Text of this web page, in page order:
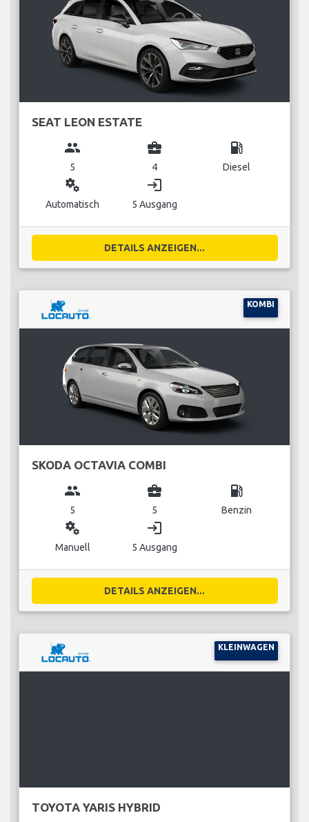
SEAT LEON ESTATE
group
5
business_center
4
local_gas_station
Diesel
miscellaneous_services
Automatisch
login
5 Ausgang
DETAILS ANZEIGEN...
KOMBI
SKODA OCTAVIA COMBI
group
5
business_center
5
local_gas_station
Benzin
miscellaneous_services
Manuell
login
5 Ausgang
DETAILS ANZEIGEN...
KLEINWAGEN
TOYOTA YARIS HYBRID